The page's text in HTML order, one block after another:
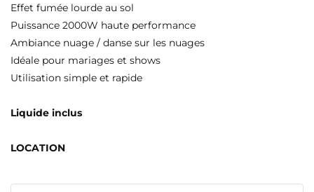
Effet fumée lourde au sol
Puissance 2000W haute performance
Ambiance nuage / danse sur les nuages
Idéale pour mariages et shows
Utilisation simple et rapide
Liquide inclus
LOCATION